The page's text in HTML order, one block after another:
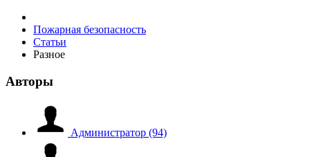
Пожарная безопасность
Статьи
Разное
Авторы
Администратор (94)